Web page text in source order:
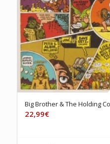
Big Brother & The Holding
22,99€